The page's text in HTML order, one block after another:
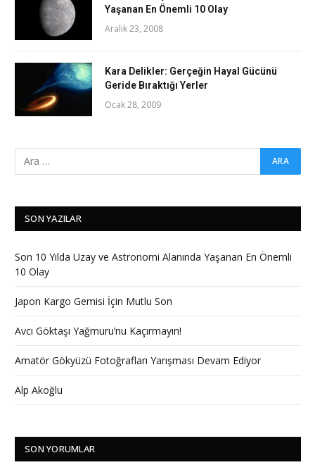
Yaşanan En Önemli 10 Olay
Aralık 23, 2008
Kara Delikler: Gerçeğin Hayal Gücünü
Geride Bıraktığı Yerler
Ocak 28, 2009
SON YAZILAR
Son 10 Yılda Uzay ve Astronomi Alanında Yaşanan En Önemli
10 Olay
Japon Kargo Gemisi İçin Mutlu Son
Avcı Göktaşı Yağmuru’nu Kaçırmayın!
Amatör Gökyüzü Fotoğrafları Yarışması Devam Ediyor
Alp Akoğlu
SON YORUMLAR